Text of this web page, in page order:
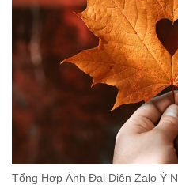
Tổng Hợp Ảnh Đại Diện Zalo Ý